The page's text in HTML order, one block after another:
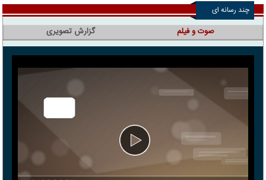
چند رسانه ای
صوت و فیلم گزارش تصویری